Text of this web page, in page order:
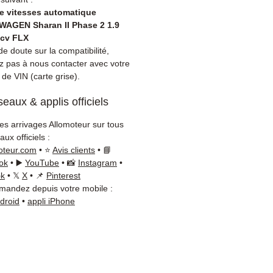
Volkswagen ?Passages
fuites d'huile,
rapports, bruits suspects
L'échange
est souvent plus
qu'une réparation.
la référence de votre pièce
carte grise ou
sur votre véhicule
Notre équipe
reste disponible par
au +33 6 38 71 66 54
vérification.
& garantie :Expédition en
vitesses automatique
Sharan II Phase 2 1.9
FLX
doute sur la compatibilité,
pas à nous contacter avec votre
VIN (carte grise).
& applis officiels
arrivages Allomoteur sur tous
officiels :
• ⭐ Avis clients • 📘
• ▶️ YouTube • 📸 Instagram •
• 𝕏 X • 📌 Pinterest
depuis votre mobile :
• appli iPhone